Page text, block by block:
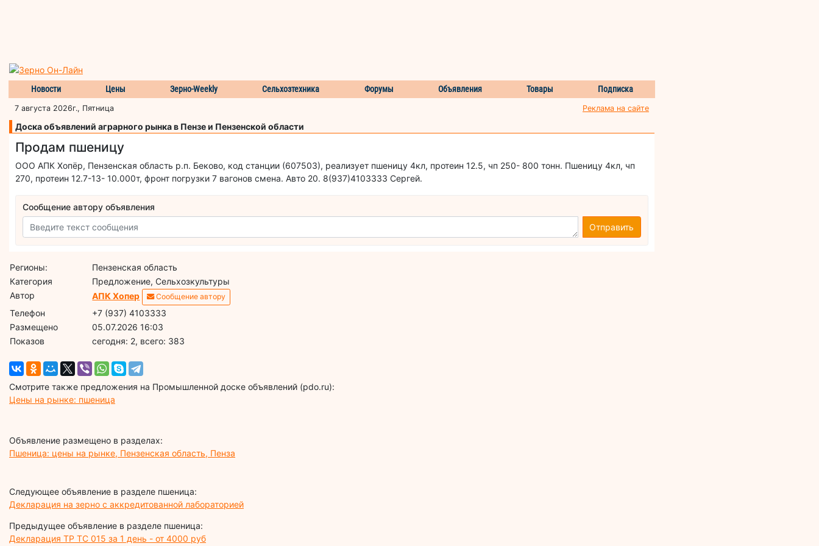
Новости Цены Зерно-Weekly Сельхозтехника Форумы Объявления Товары Подписка
7 августа 2026г., Пятница Реклама на сайте
Доска объявлений аграрного рынка в Пензе и Пензенской области
Продам пшеницу
ООО АПК Хопёр, Пензенская область р.п. Беково, код станции (607503), реализует пшеницу 4кл, протеин 12.5, чп 250- 800 тонн. Пшеницу 4кл, чп
270, протеин 12.7-13- 10.000т, фронт погрузки 7 вагонов смена. Авто 20. 8(937)4103333 Сергей.
Сообщение автору объявления
Отправить
Регионы:
Пензенская область
Категория
Предложение, Сельхозкультуры
Автор
АПК Хопер Сообщение автору
Телефон
+7 (937) 4103333
Размещено
05.07.2026 16:03
Показов
cегодня: 2, всего: 383
Смотрите также предложения на Промышленной доске объявлений (pdo.ru):
Цены на рынке: пшеница
Объявление размещено в разделах:
Пшеница: цены на рынке, Пензенская область, Пенза
Следующее объявление в разделе пшеница:
Декларация на зерно с аккредитованной лабораторией
Предыдущее объявление в разделе пшеница:
Декларация ТР ТС 015 за 1 день - от 4000 руб